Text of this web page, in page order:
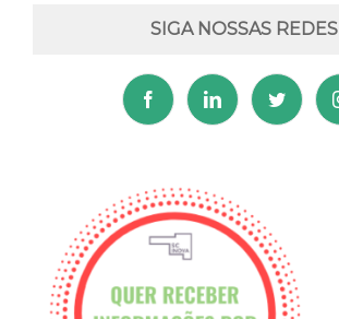
SIGA NOSSAS REDES